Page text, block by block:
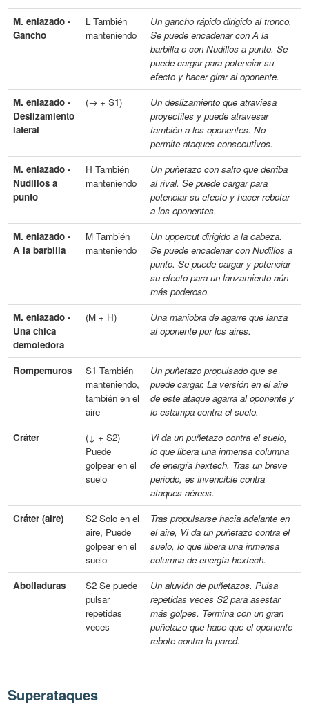
M. enlazado -
Gancho
L También
manteniendo
Un gancho rápido dirigido al tronco.
Se puede encadenar con A la
barbilla o con Nudillos a punto. Se
puede cargar para potenciar su
efecto y hacer girar al oponente.
M. enlazado -
Deslizamiento
lateral
(→ + S1)
Un deslizamiento que atraviesa
proyectiles y puede atravesar
también a los oponentes. No
permite ataques consecutivos.
M. enlazado -
Nudillos a
punto
H También
manteniendo
Un puñetazo con salto que derriba
al rival. Se puede cargar para
potenciar su efecto y hacer rebotar
a los oponentes.
M. enlazado -
A la barbilla
M También
manteniendo
Un uppercut dirigido a la cabeza.
Se puede encadenar con Nudillos a
punto. Se puede cargar y potenciar
su efecto para un lanzamiento aún
más poderoso.
M. enlazado -
Una chica
demoledora
(M + H)
Una maniobra de agarre que lanza
al oponente por los aires.
Rompemuros
S1 También
manteniendo,
también en el
aire
Un puñetazo propulsado que se
puede cargar. La versión en el aire
de este ataque agarra al oponente y
lo estampa contra el suelo.
Cráter
(↓ + S2)
Puede
golpear en el
suelo
Vi da un puñetazo contra el suelo,
lo que libera una inmensa columna
de energía hextech. Tras un breve
periodo, es invencible contra
ataques aéreos.
Cráter (aire)
S2 Solo en el
aire, Puede
golpear en el
suelo
Tras propulsarse hacia adelante en
el aire, Vi da un puñetazo contra el
suelo, lo que libera una inmensa
columna de energía hextech.
Abolladuras
S2 Se puede
pulsar
repetidas
veces
Un aluvión de puñetazos. Pulsa
repetidas veces S2 para asestar
más golpes. Termina con un gran
puñetazo que hace que el oponente
rebote contra la pared.
Superataques